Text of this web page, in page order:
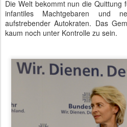
Die Welt bekommt nun die Quittung
infantiles Machtgebaren und
aufstrebender Autokraten. Das
kaum noch unter Kontrolle zu sein.